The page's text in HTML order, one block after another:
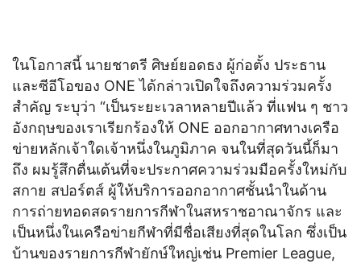
ในโอกาสนี้ นายชาตรี ศิษย์ยอดธง ผู้ก่อตั้ง ประธาน
และซีอีโอของ ONE ได้กล่าวเปิดใจถึงความร่วมครั้ง
สำคัญ ระบุว่า “เป็นระยะเวลาหลายปีแล้ว ที่แฟน ๆ ชาว
อังกฤษของเราเรียกร้องให้ ONE ออกอากาศทางเครือ
ข่ายหลักเจ้าใดเจ้าหนึ่งในภูมิภาค จนในที่สุดวันนี้ก็มา
ถึง ผมรู้สึกตื่นเต้นที่จะประกาศความร่วมมือครั้งใหม่กับ
สกาย สปอร์ตส์ ผู้ให้บริการออกอากาศชั้นนำในด้าน
การถ่ายทอดสดรายการกีฬาในสหราชอาณาจักร และ
เป็นหนึ่งในเครือข่ายกีฬาที่มีชื่อเสียงที่สุดในโลก ซึ่งเป็น
บ้านของรายการกีฬายักษ์ใหญ่เช่น Premier League,